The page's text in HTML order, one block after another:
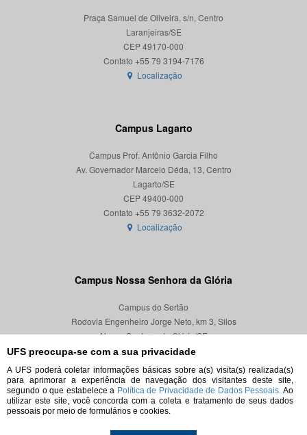
UFS preocupa-se com a sua privacidade
A UFS poderá coletar informações básicas sobre a(s) visita(s) realizada(s)
para aprimorar a experiência de navegação dos visitantes deste site,
segundo o que estabelece a Política de Privacidade de Dados Pessoais. Ao
utilizar este site, você concorda com a coleta e tratamento de seus dados
pessoais por meio de formulários e cookies.
Praça Samuel de Oliveira, s/n, Centro
Laranjeiras/SE
CEP 49170-000
Localização
Campus Lagarto
Campus Prof. Antônio Garcia Filho
Av. Governador Marcelo Déda, 13, Centro
Lagarto/SE
CEP 49400-000
Localização
Campus Nossa Senhora da Glória
Campus do Sertão
Rodovia Engenheiro Jorge Neto, km 3, Silos
Nossa Senhora da Glória/SE
CEP 49680-000
Localização